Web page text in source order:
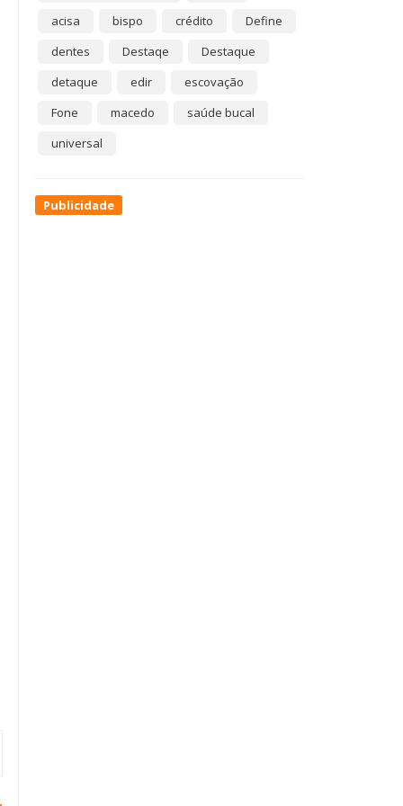
acisa bispo crédito
Define
dentes
Destaqe
Destaque
detaque
edir
escovação
Fone
macedo
saúde bucal
universal
Publicidade